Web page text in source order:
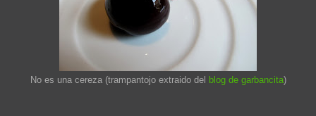
No es una cereza (trampantojo extraido del blog de garbancita)